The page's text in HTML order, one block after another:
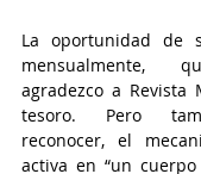
La oportunidad de
mensualmente,
agradezco a Revista
tesoro. Pero
reconocer, el
activa en “un cuerpo